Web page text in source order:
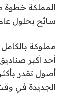
سائح بحلول عام 2030.
مملوكة
أحد أكبر
الجديدة في